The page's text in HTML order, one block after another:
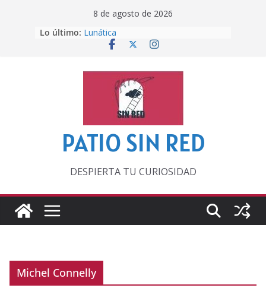
8 de agosto de 2026
Lo último: Lunática
Pero, hasta entonces…
‘La broma infinita’ de recomendar
lecturas veraniegas
Otra del Mundial
PATIO SIN RED
DESPIERTA TU CURIOSIDAD
Michel Connelly